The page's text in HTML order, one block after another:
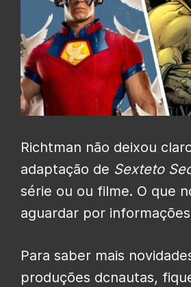
Richtman não deixou
adaptação de Sexteto
série ou ou filme. O que
aguardar por
Para saber mais
produções dcnautas,